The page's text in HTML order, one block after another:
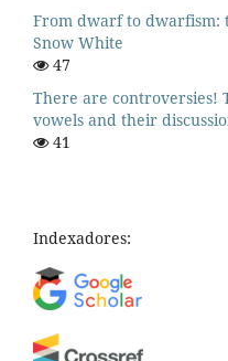
From dwarf to dwarfism:
Snow White
47
There are controversies!
vowels and their
41
Indexadores: